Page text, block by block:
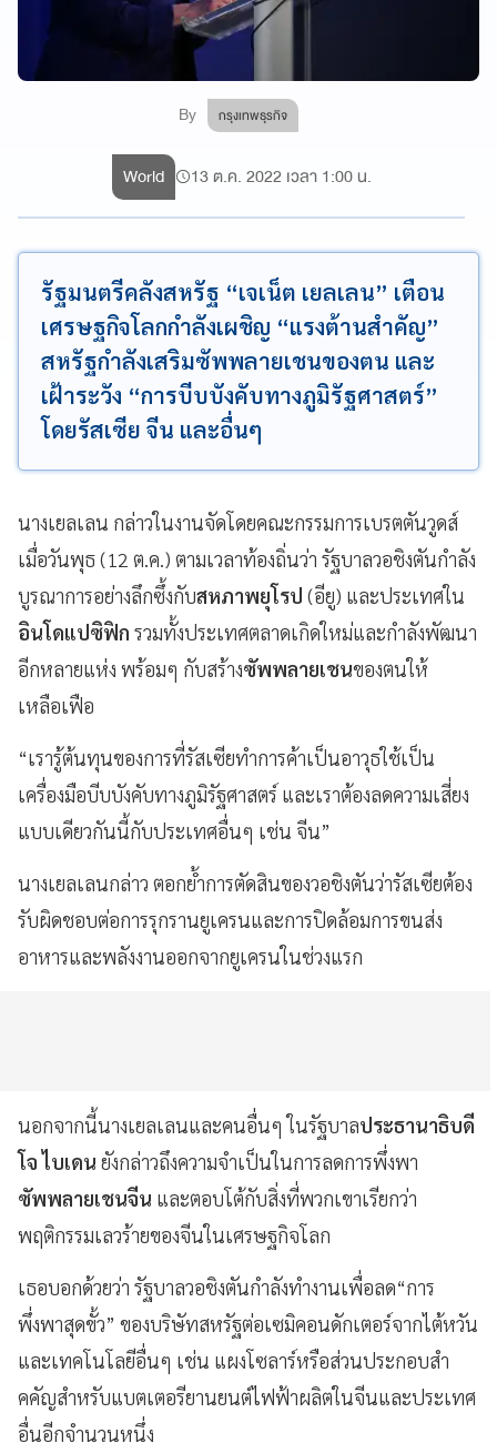
By กรุงเทพธุรกิจ
World 13 ต.ค. 2022 เวลา 1:00 น.
รัฐมนตรีคลังสหรัฐ “เจเน็ต เยลเลน” เตือน
เศรษฐกิจโลกกำลังเผชิญ “แรงต้านสำคัญ”
สหรัฐกำลังเสริมซัพพลายเชนของตน และ
เฝ้าระวัง “การบีบบังคับทางภูมิรัฐศาสตร์”
โดยรัสเซีย จีน และอื่นๆ
นางเยลเลน กล่าวในงานจัดโดยคณะกรรมการเบรตตันวูดส์
เมื่อวันพุธ (12 ต.ค.) ตามเวลาท้องถิ่นว่า รัฐบาลวอชิงตันกำลัง
บูรณาการอย่างลึกซึ้งกับสหภาพยุโรป (อียู) และประเทศใน
อินโดแปซิฟิก รวมทั้งประเทศตลาดเกิดใหม่และกำลังพัฒนา
อีกหลายแห่ง พร้อมๆ กับสร้างซัพพลายเชนของตนให้
เหลือเฟือ
“เรารู้ต้นทุนของการที่รัสเซียทำการค้าเป็นอาวุธใช้เป็น
เครื่องมือบีบบังคับทางภูมิรัฐศาสตร์ และเราต้องลดความเสี่ยง
แบบเดียวกันนี้กับประเทศอื่นๆ เช่น จีน”
นางเยลเลนกล่าว ตอกย้ำการตัดสินของวอชิงตันว่ารัสเซียต้อง
รับผิดชอบต่อการรุกรานยูเครนและการปิดล้อมการขนส่ง
อาหารและพลังงานออกจากยูเครนในช่วงแรก
นอกจากนี้นางเยลเลนและคนอื่นๆ ในรัฐบาลประธานาธิบดี
โจ ไบเดน ยังกล่าวถึงความจำเป็นในการลดการพึ่งพา
ซัพพลายเชนจีน และตอบโต้กับสิ่งที่พวกเขาเรียกว่า
พฤติกรรมเลวร้ายของจีนในเศรษฐกิจโลก
เธอบอกด้วยว่า รัฐบาลวอชิงตันกำลังทำงานเพื่อลด“การ
พึ่งพาสุดขั้ว” ของบริษัทสหรัฐต่อเซมิคอนดักเตอร์จากไต้หวัน
และเทคโนโลยีอื่นๆ เช่น แผงโซลาร์หรือส่วนประกอบสำ
คคัญสำหรับแบตเตอรียานยนต์ไฟฟ้าผลิตในจีนและประเทศ
อื่นอีกจำนวนหนึ่ง